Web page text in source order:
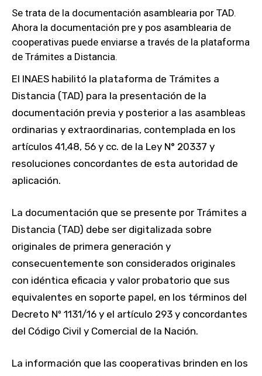
Se trata de la documentación asamblearia por TAD.
Ahora la documentación pre y pos asamblearia de
cooperativas puede enviarse a través de la plataforma
de Trámites a Distancia.
El INAES habilitó la plataforma de Trámites a
Distancia (TAD) para la presentación de la
documentación previa y posterior a las asambleas
ordinarias y extraordinarias, contemplada en los
artículos 41,48, 56 y cc. de la Ley N° 20337 y
resoluciones concordantes de esta autoridad de
aplicación.
La documentación que se presente por Trámites a
Distancia (TAD) debe ser digitalizada sobre
originales de primera generación y
consecuentemente son considerados originales
con idéntica eficacia y valor probatorio que sus
equivalentes en soporte papel, en los términos del
Decreto Nº 1131/16 y el artículo 293 y concordantes
del Código Civil y Comercial de la Nación.
La información que las cooperativas brinden en los